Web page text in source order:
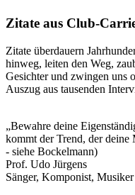
Zitate aus Club-
Zitate überdauern
hinweg, leiten den Weg,
Gesichter und zwingen uns
Auszug aus tausenden
„Bewahre deine
kommt der Trend, der deine
- siehe Bockelmann)
Prof. Udo Jürgens
Sänger, Komponist, Musiker